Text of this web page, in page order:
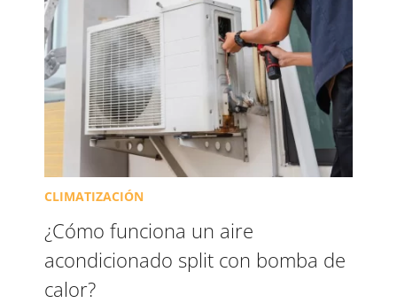
CLIMATIZACIÓN
¿Cómo funciona un aire
acondicionado split con bomba de
calor?